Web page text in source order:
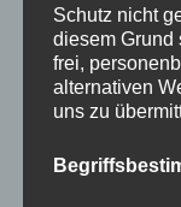
Neueste Beiträge
Public
Oberstdorf
im Allgäu
Schutz nicht
diesem Grund
frei,
alternativen
uns zu